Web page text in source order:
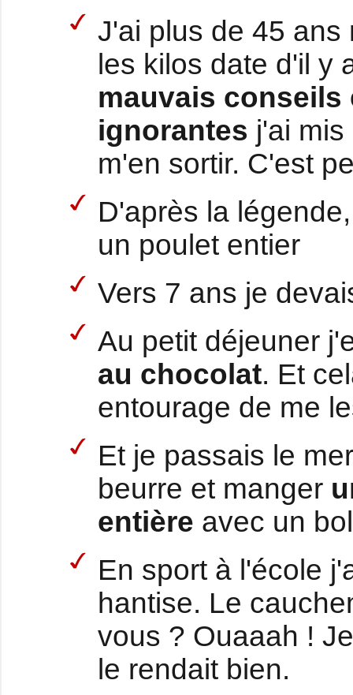
J'ai plus de 45 ans
les kilos date d'il y
mauvais conseils
ignorantes j'ai
m'en sortir. C'est
D'après la
un poulet entier
Vers 7 ans je
Au petit déjeuner
au chocolat. Et
entourage de me
Et je passais le
beurre et manger
entière avec un
En sport à l'école
hantise. Le
vous ? Ouaaah !
le rendait bien.